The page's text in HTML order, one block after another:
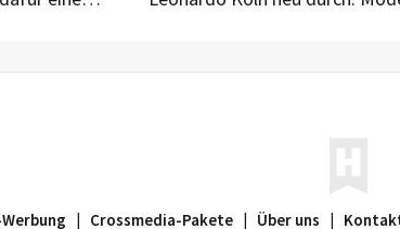
| Crossmedia-Pakete | Über uns |